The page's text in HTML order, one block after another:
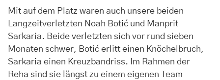
Mit auf dem Platz waren auch unsere beiden
Langzeitverletzten Noah Botić und Manprit
Sarkaria. Beide verletzten sich vor rund sieben
Monaten schwer, Botić erlitt einen Knöchelbruch,
Sarkaria einen Kreuzbandriss. Im Rahmen der
Reha sind sie längst zu einem eigenen Team